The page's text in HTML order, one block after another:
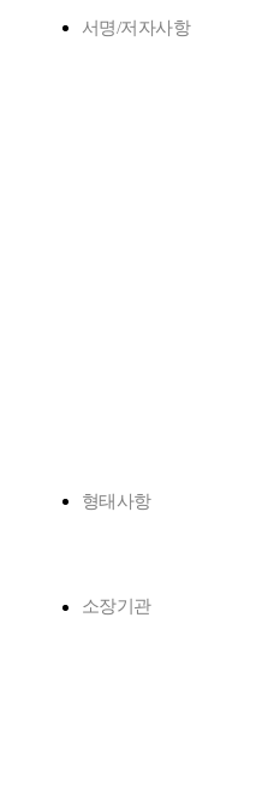
서명/저자사항
형태사항
소장기관